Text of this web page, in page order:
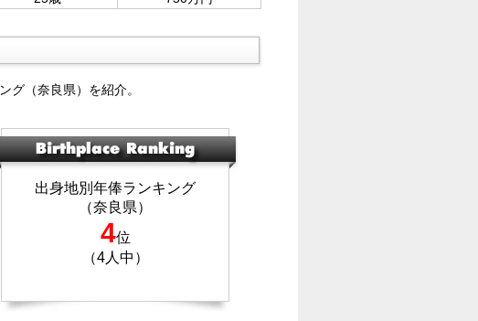
グ（奈良県）を紹介。
出身地別年俸ランキング
（奈良県）
4位
（4人中）